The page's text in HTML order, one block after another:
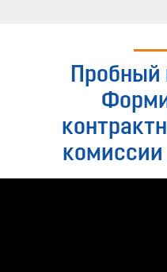
Пробный
комиссии